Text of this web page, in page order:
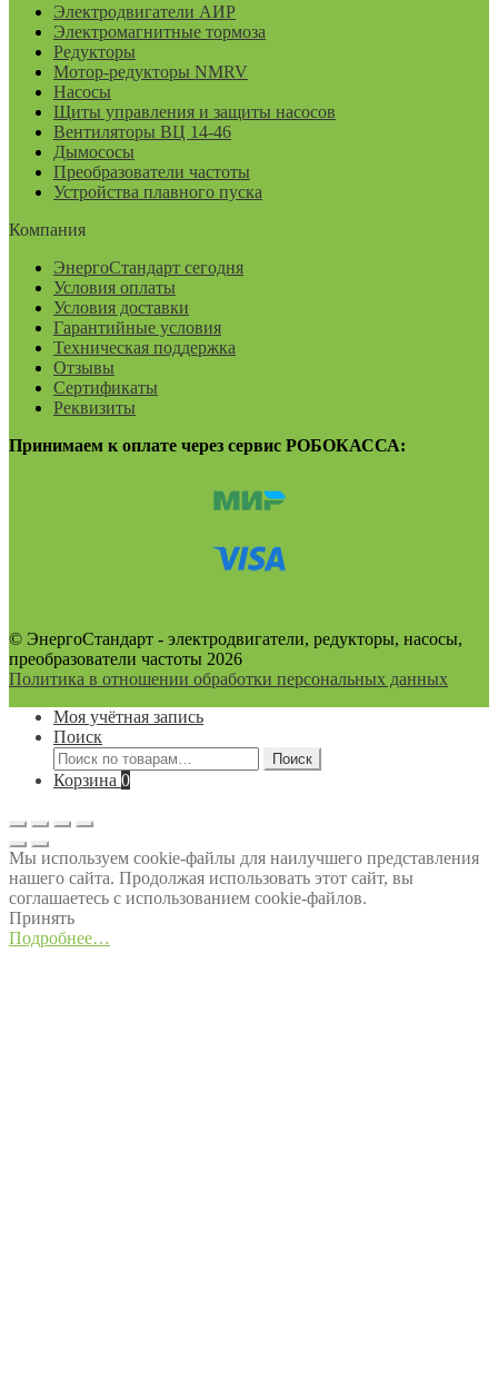
Электродвигатели АИР
Электромагнитные тормоза
Редукторы
Мотор-редукторы NMRV
Насосы
Щиты управления и защиты насосов
Вентиляторы ВЦ 14-46
Дымососы
Преобразователи частоты
Устройства плавного пуска
Компания
ЭнергоСтандарт сегодня
Условия оплаты
Условия доставки
Гарантийные условия
Техническая поддержка
Отзывы
Сертификаты
Реквизиты
Принимаем к оплате через сервис РОБОКАССА:
© ЭнергоСтандарт - электродвигатели, редукторы, насосы,
преобразователи частоты 2026
Политика в отношении обработки персональных данных
Моя учётная запись
Поиск
Искать:
Поиск
Корзина 0
Мы используем cookie-файлы для наилучшего представления
нашего сайта. Продолжая использовать этот сайт, вы
соглашаетесь с использованием cookie-файлов.
Принять
Подробнее…